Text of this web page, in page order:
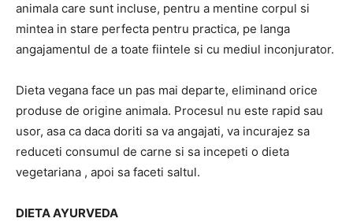
animala care sunt incluse, pentru a mentine corpul si
mintea in stare perfecta pentru practica, pe langa
angajamentul de a toate fiintele si cu mediul inconjurator.
Dieta vegana face un pas mai departe, eliminand orice
produse de origine animala. Procesul nu este rapid sau
usor, asa ca daca doriti sa va angajati, va incurajez sa
reduceti consumul de carne si sa incepeti o dieta
vegetariana , apoi sa faceti saltul.
DIETA AYURVEDA